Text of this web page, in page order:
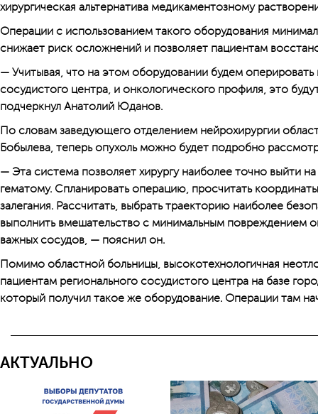
хирургическая альтернатива медикаментозному
Операции с использованием такого оборудования
снижает риск осложнений и позволяет пациентам
— Учитывая, что на этом оборудовании будем оперировать
сосудистого центра, и онкологического профиля, это
подчеркнул Анатолий Юданов.
По словам заведующего отделением нейрохирургии
Бобылева, теперь опухоль можно будет подробно
— Эта система позволяет хирургу наиболее точно выйти
гематому. Спланировать операцию, просчитать
залегания. Рассчитать, выбрать траекторию наиболее
выполнить вмешательство с минимальным повреждением
важных сосудов, — пояснил он.
Помимо областной больницы, высокотехнологичная
пациентам регионального сосудистого центра на базе
который получил такое же оборудование. Операции там
АКТУАЛЬНО